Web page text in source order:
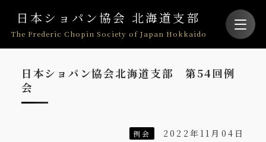
日本ショパン協会 北海道支部
The Frederic Chopin Society of Japan Hokkaido
日本ショパン協会北海道支部 第54回例
会
例会 2022年11月04日